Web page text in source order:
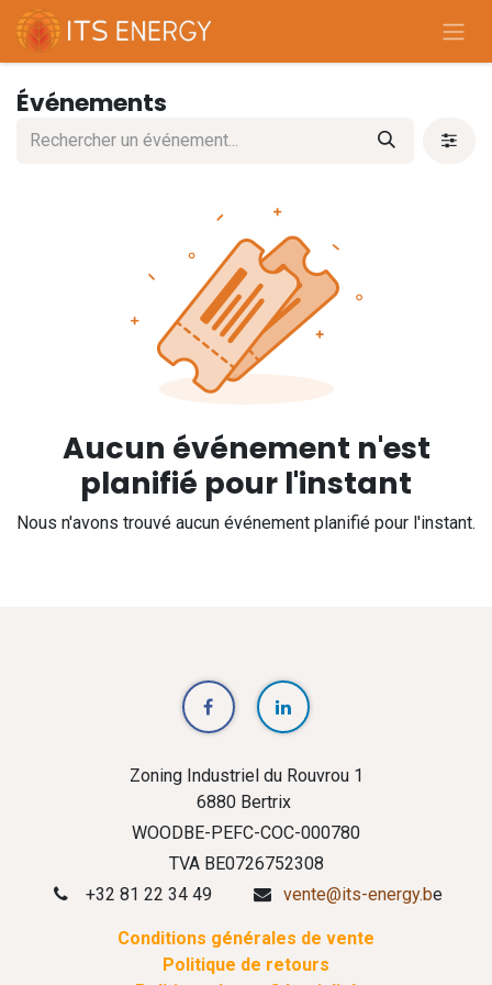
Se rendre au contenu
Événements
Aucun événement n'est
planifié pour l'instant
Nous n'avons trouvé aucun événement planifié pour l'instant.
Zoning Industriel du Rouvrou 1
6880 Bertrix
WOODBE-PEFC-COC-000780
TVA BE0726752308
+32 81 22 34 49
vente@its-energy.be
Conditions générales de vente
Politique de retours